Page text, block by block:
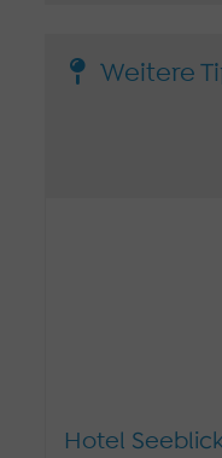
Weitere
Hotel